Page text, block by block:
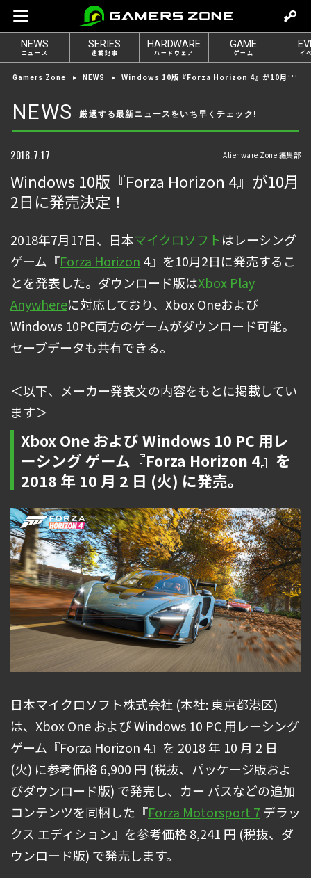
e
t
o
g
n
NEWS
ニュース
SERIES
連載記事
HARDWARE
ハードウェア
GAME
ゲーム イ
Gamers Zone NEWS Windows 10版『Forza Horizon 4』が10月2日に発売決定！
NEWS 厳選する最新ニュースをいち早くチェック!
2018.7.17 Alienware Zone 編集部
Windows 10版『Forza Horizon 4』が10月
2日に発売決定！
2018年7月17日、日本マイクロソフトはレーシング
ゲーム『Forza Horizon 4』を10月2日に発売するこ
とを発表した。ダウンロード版はXbox Play
Anywhereに対応しており、Xbox Oneおよび
Windows 10PC両方のゲームがダウンロード可能。
セーブデータも共有できる。
＜以下、メーカー発表文の内容をもとに掲載してい
ます＞
Xbox One および Windows 10 PC 用レ
ーシング ゲーム『Forza Horizon 4』を
2018 年 10 月 2 日 (火) に発売。
日本マイクロソフト株式会社 (本社: 東京都港区)
は、Xbox One および Windows 10 PC 用レーシング
ゲーム『Forza Horizon 4』を 2018 年 10 月 2 日
(火) に参考価格 6,900 円 (税抜、パッケージ版およ
びダウンロード版) で発売し、カー パスなどの追加
コンテンツを同梱した『Forza Motorsport 7 デラッ
クス エディション』を参考価格 8,241 円 (税抜、ダ
ウンロード版) で発売します。